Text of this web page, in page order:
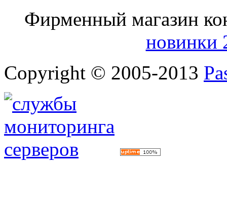
Фирменный магазин
новинки
Copyright © 2005-2013